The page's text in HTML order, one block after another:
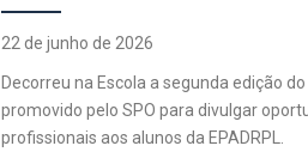
22 de junho de 2026
Decorreu na Escola a segunda edição
promovido pelo SPO para divulgar
profissionais aos alunos da EPADRPL.